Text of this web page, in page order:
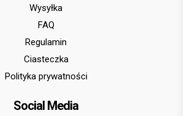
Wysyłka
FAQ
Regulamin
Ciasteczka
Polityka prywatności
Social Media